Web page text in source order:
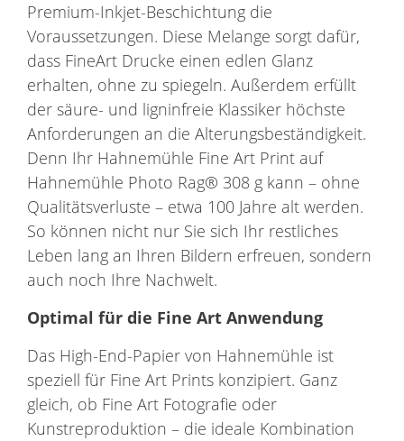
Premium-Inkjet-Beschichtung die
Voraussetzungen. Diese Melange sorgt dafür,
dass FineArt Drucke einen edlen Glanz
erhalten, ohne zu spiegeln. Außerdem erfüllt
der säure- und ligninfreie Klassiker höchste
Anforderungen an die Alterungsbeständigkeit.
Denn Ihr Hahnemühle Fine Art Print auf
Hahnemühle Photo Rag® 308 g kann – ohne
Qualitätsverluste – etwa 100 Jahre alt werden.
So können nicht nur Sie sich Ihr restliches
Leben lang an Ihren Bildern erfreuen, sondern
auch noch Ihre Nachwelt.
Optimal für die Fine Art Anwendung
Das High-End-Papier von Hahnemühle ist
speziell für Fine Art Prints konzipiert. Ganz
gleich, ob Fine Art Fotografie oder
Kunstreproduktion – die ideale Kombination